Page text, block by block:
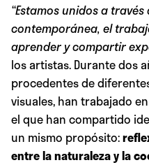
“Estamos unidos a
contemporánea, el
aprender y compartir
los artistas. Durante dos
procedentes de
visuales, han trabajado
el que han compartido
un mismo propósito:
entre la naturaleza y la